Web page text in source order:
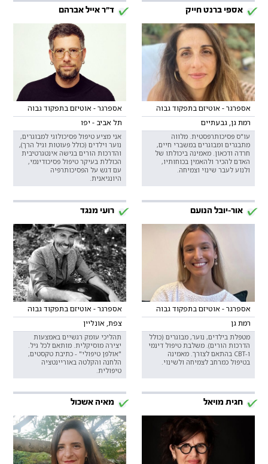
אספי ברנט חייק
אספרגר - אוטיזם בתפקוד גבוה
רמת גן, גבעתיים
עו"ס פסיכותרפסטית. מלווה
מתבגרים ומבוגרים במשברי חיים,
חרדה ודכאון. מאמינה ביכולתו של
האדם להכיר ולהאמין בכוחותיו,
ולנוע לעבר שינוי וצמיחה.
ד"ר אייל אברהם
אספרגר - אוטיזם בתפקוד גבוה
תל אביב - יפו
אני מציע טיפול פסיכולוגי למבוגרים,
נוער וילדים (כולל פעוטות וגיל הרך),
והדרכות הורים בגישה אינטגרטיבית
הכוללת בעיקר טיפול פסיכודינמי,
עם דגש על הפסיכותרפיה
היונגיאנית.
אור-יובל הנועם
אספרגר - אוטיזם בתפקוד גבוה
רמת גן
מטפלת בילדים, נוער, מבוגרים (כולל
הדרכות הורים). משלבת טיפול דינמי
ו-CBT בהתאם לצורך. מאמינה
בטיפול כמרחב לצמיחה ולשינוי.
רועי מנגד
אספרגר - אוטיזם בתפקוד גבוה
צפת, אונליין
תהליכי עומק רגשיים באמצעות
יצירה מוסיקלית. מותאם לכל גיל.
"אולפן טיפולי" - כתיבת טקסטים,
הלחנה והקלטה באוריינטציה
טיפולית.
חגית מויאל מאיה אשכול